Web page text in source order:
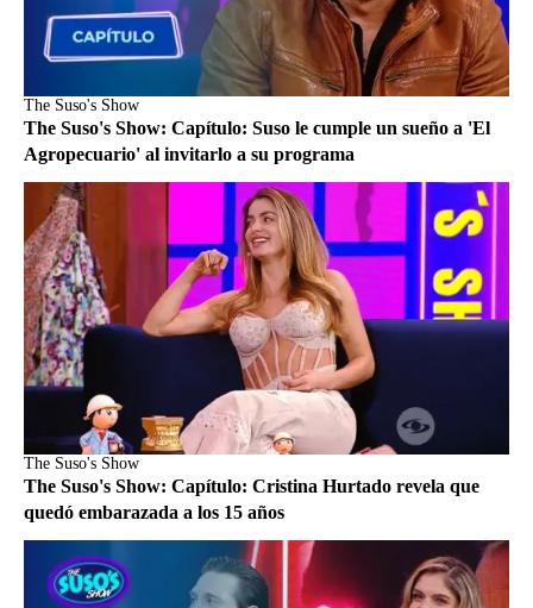
The Suso's Show
The Suso's Show: Capítulo: Suso le cumple un sueño a 'El
Agropecuario' al invitarlo a su programa
The Suso's Show
The Suso's Show: Capítulo: Cristina Hurtado revela que
quedó embarazada a los 15 años